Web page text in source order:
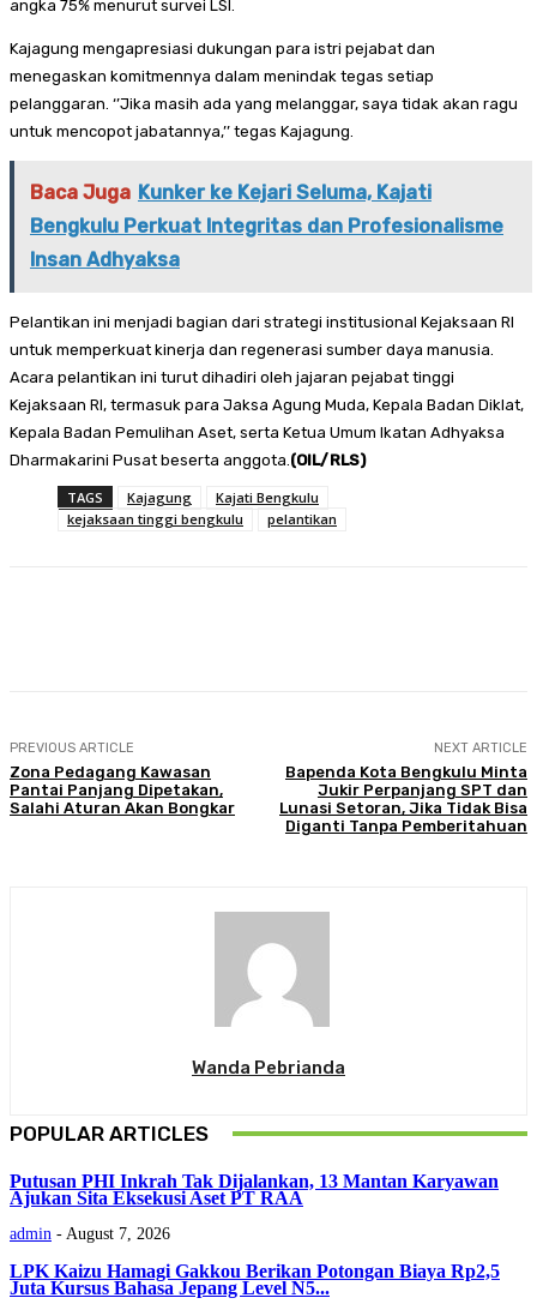
angka 75% menurut survei LSI.
Kajagung mengapresiasi dukungan para istri pejabat dan
menegaskan komitmennya dalam menindak tegas setiap
pelanggaran. ‘’Jika masih ada yang melanggar, saya tidak akan ragu
untuk mencopot jabatannya,’’ tegas Kajagung.
Baca Juga Kunker ke Kejari Seluma, Kajati
Bengkulu Perkuat Integritas dan Profesionalisme
Insan Adhyaksa
Pelantikan ini menjadi bagian dari strategi institusional Kejaksaan RI
untuk memperkuat kinerja dan regenerasi sumber daya manusia.
Acara pelantikan ini turut dihadiri oleh jajaran pejabat tinggi
Kejaksaan RI, termasuk para Jaksa Agung Muda, Kepala Badan Diklat,
Kepala Badan Pemulihan Aset, serta Ketua Umum Ikatan Adhyaksa
Dharmakarini Pusat beserta anggota.(OIL/RLS)
TAGS Kajagung
Kajati Bengkulu
kejaksaan tinggi bengkulu
pelantikan
PREVIOUS ARTICLE
Zona Pedagang Kawasan
Pantai Panjang Dipetakan,
Salahi Aturan Akan Bongkar
NEXT ARTICLE
Bapenda Kota Bengkulu Minta
Jukir Perpanjang SPT dan
Lunasi Setoran, Jika Tidak Bisa
Diganti Tanpa Pemberitahuan
Wanda Pebrianda
POPULAR ARTICLES
Putusan PHI Inkrah Tak Dijalankan, 13 Mantan Karyawan
Ajukan Sita Eksekusi Aset PT RAA
admin - August 7, 2026
LPK Kaizu Hamagi Gakkou Berikan Potongan Biaya Rp2,5
Juta Kursus Bahasa Jepang Level N5...